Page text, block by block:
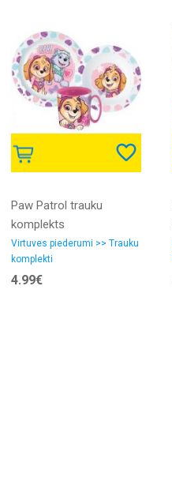
Paw Patrol trauku
komplekts
Virtuves piederumi >> Trauku
komplekti
4.99€